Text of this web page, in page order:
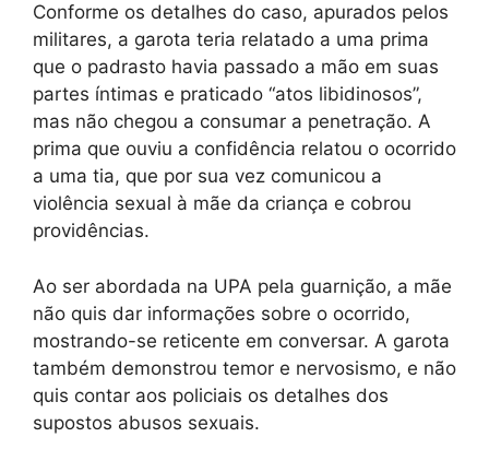
Conforme os detalhes do caso, apurados pelos
militares, a garota teria relatado a uma prima
que o padrasto havia passado a mão em suas
partes íntimas e praticado “atos libidinosos”,
mas não chegou a consumar a penetração. A
prima que ouviu a confidência relatou o ocorrido
a uma tia, que por sua vez comunicou a
violência sexual à mãe da criança e cobrou
providências.
Ao ser abordada na UPA pela guarnição, a mãe
não quis dar informações sobre o ocorrido,
mostrando-se reticente em conversar. A garota
também demonstrou temor e nervosismo, e não
quis contar aos policiais os detalhes dos
supostos abusos sexuais.